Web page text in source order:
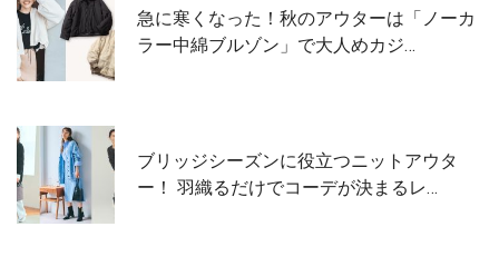
急に寒くなった！秋のアウターは「ノーカ
ラー中綿ブルゾン」で大人めカジ…
ブリッジシーズンに役立つニットアウタ
ー！ 羽織るだけでコーデが決まるレ…